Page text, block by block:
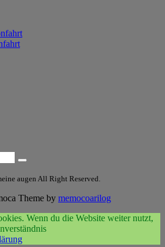
augen All Right Reserved.
Theme by memocoarilog
Wenn du die Website weiter nutzt,